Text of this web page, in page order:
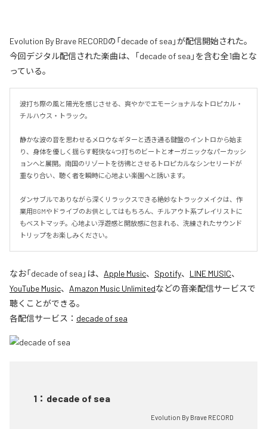
Evolution By Brave RECORDの「decade of sea」が配信開始された。
今回デジタル配信された楽曲は、「decade of sea」を含む全1曲とな
っている。
波打ち際の風と陽光を感じさせる、爽やかでエモーショナルなトロピカル・
チルハウス・トラック。
静かな波の音を思わせるメロウなギターと透き通る鍵盤のイントロから始ま
り、身体を優しく揺らす軽快な4つ打ちのビートとオーガニックなパーカッシ
ョンへと展開。南国のリゾートを彷彿とさせるトロピカルなシンセリードが
重なり合い、聴く者を瞬時に心地よい楽園へと誘います。
ダンサブルでありながら深くリラックスできる絶妙なトラックメイクは、作
業用BGMやドライブのお供としてはもちろん、チルアウト系プレイリストに
もベストマッチ。心地よい浮遊感と開放感に包まれる、洗練されたサウンド
トリップをお楽しみください。
なお「decade of sea 」は、 Apple Music、 Spotify、 LINE MUSIC、
YouTube Music、 Amazon Music Unlimitedなどの音楽配信サービスで
聴くことができる。
各配信サービス： decade of sea
1 ： decade of sea
Evolution By Brave RECORD